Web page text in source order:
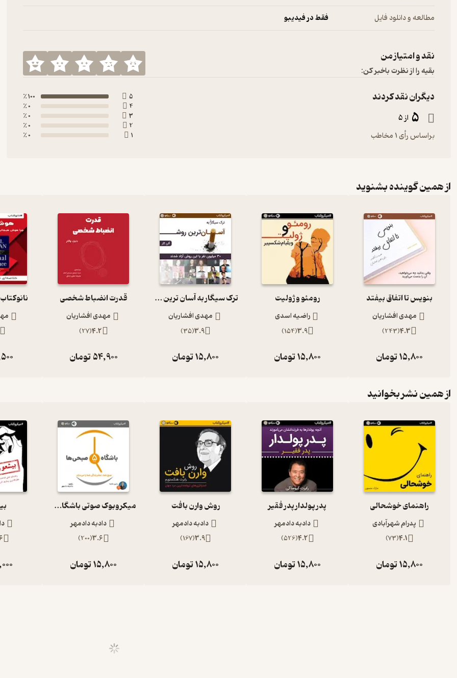
مطالعه و دانلود فایل فقط در فیدیبو
نقد و امتیاز من
بقیه را از نظرت باخبر کن:
دیگران نقد کردند
5 از 5
براساس رأی 1 مخاطب
5
100 ٪
4
0 ٪
3
0 ٪
2
0 ٪
1
0 ٪
از همین گوینده بشنوید
بنویس تا اتفاق بیفتد
مهدی افشاریان
4.3
(
243
)
15,800تومان
رومئو و ژولیت
راضیه اسدی
3.9
(
154
)
15,800تومان
ترک سیگار به آسان ترین روش
مهدی افشاریان
3.9
(
35
)
15,800تومان
قدرت انضباط شخصی
مهدی افشاریان
4.2
(
27
)
54,900تومان
از همین نشر بخوانید
راهنمای خوشحالی
پدرام شهرآبادی
4.1
(
73
)
15,800تومان
پدر پولدار پدر فقیر
دادبه دادمهر
4.2
(
526
)
15,800تومان
روش وارن بافت
دادبه دادمهر
3.9
(
167
)
15,800تومان
میکروبوک صوتی باشگاه 5 صبحی ها
دادبه دادمهر
3.6
(
200
)
15,800تومان